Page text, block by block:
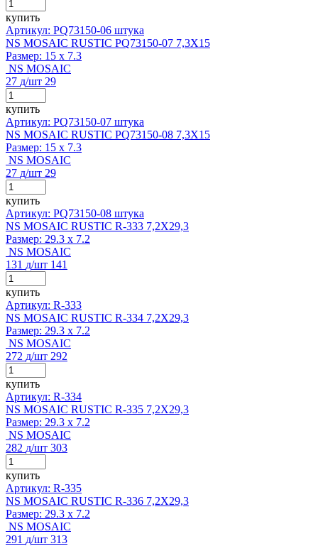
купить
Артикул: PQ73150-06 штука
NS MOSAIC RUSTIC PQ73150-07 7,3X15
Размер: 15 x 7.3
NS MOSAIC
27 д/шт 29
купить
Артикул: PQ73150-07 штука
NS MOSAIC RUSTIC PQ73150-08 7,3X15
Размер: 15 x 7.3
NS MOSAIC
27 д/шт 29
купить
Артикул: PQ73150-08 штука
NS MOSAIC RUSTIC R-333 7,2X29,3
Размер: 29.3 x 7.2
NS MOSAIC
131 д/шт 141
купить
Артикул: R-333
NS MOSAIC RUSTIC R-334 7,2X29,3
Размер: 29.3 x 7.2
NS MOSAIC
272 д/шт 292
купить
Артикул: R-334
NS MOSAIC RUSTIC R-335 7,2X29,3
Размер: 29.3 x 7.2
NS MOSAIC
282 д/шт 303
купить
Артикул: R-335
NS MOSAIC RUSTIC R-336 7,2X29,3
Размер: 29.3 x 7.2
NS MOSAIC
291 д/шт 313